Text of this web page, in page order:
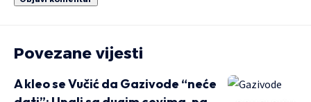
Povezane vijesti
A kleo se Vučić da Gazivode “neće